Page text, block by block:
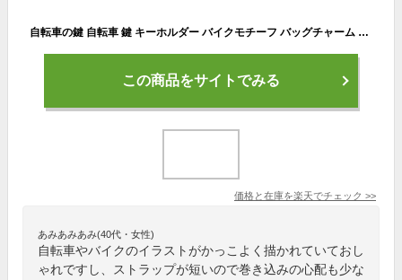
自転車の鍵 自転車 鍵 キーホルダー バイクモチーフ バッグチャーム スポーツ サイクルリスト ギア チェーン モチーフ かわいい バイシクル おしゃれ レトロ 自転車雑貨 自転車モチーフ クラシック デザイン アクセサリー キーリング 自転車モチーフギフト メール便送料無料
この商品をサイトでみる
価格と在庫を楽天でチェック >>
あみあみあみ(40代・女性)
自転車やバイクのイラストがかっこよく描かれていておし
ゃれですし、ストラップが短いので巻き込みの心配も少な